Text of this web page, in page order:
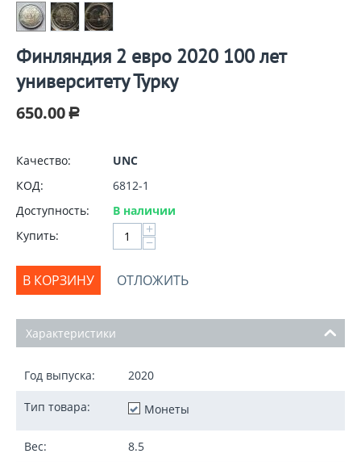
Финляндия 2 евро 2020 100 лет
университету Турку
650.00 Р
Качество:
UNC
КОД:
6812-1
Доступность:
В наличии
Купить:
+
−
В КОРЗИНУ ОТЛОЖИТЬ
Характеристики
Год выпуска: 2020
Тип товара: Монеты
Вес: 8.5